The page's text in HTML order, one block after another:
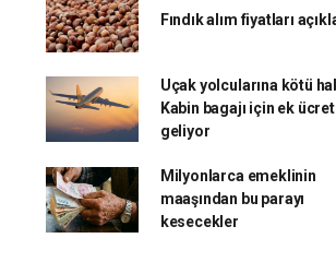
Fındık alım fiyatları
Uçak yolcularına kötü
Kabin bagajı için ek ücret
geliyor
Milyonlarca emeklinin
maaşından bu parayı
kesecekler